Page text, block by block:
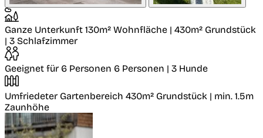
Ganze Unterkunft 130m² Wohnfläche | 430m² Grundstück
| 3 Schlafzimmer
Geeignet für 6 Personen 6 Personen | 3 Hunde
Umfriedeter Gartenbereich 430m² Grundstück | min. 1.5m
Zaunhöhe